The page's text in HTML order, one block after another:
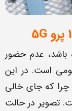
5G
باشد، عدم حضور
است. در این
چرا که جای خالی
تصویر در حالت